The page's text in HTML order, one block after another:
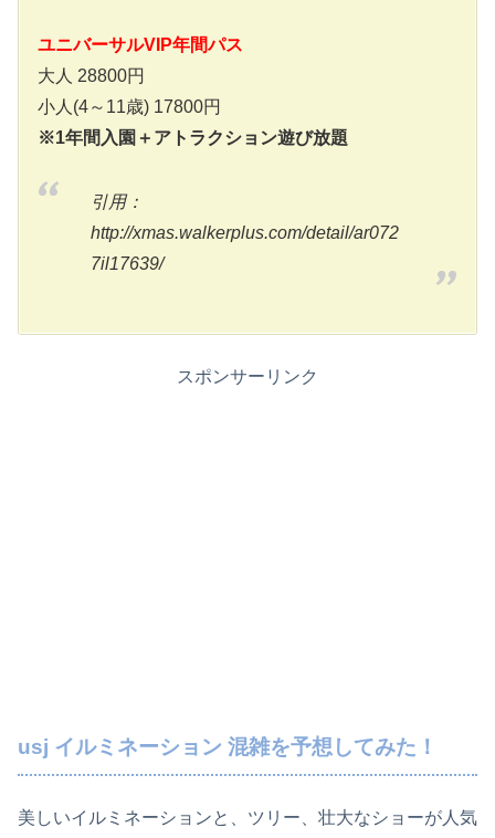
ユニバーサルVIP年間パス
大人 28800円
小人(4～11歳) 17800円
※1年間入園＋アトラクション遊び放題
引用：
http://xmas.walkerplus.com/detail/ar072
7il17639/
スポンサーリンク
usj イルミネーション 混雑を予想してみた！
美しいイルミネーションと、ツリー、壮大なショーが人気